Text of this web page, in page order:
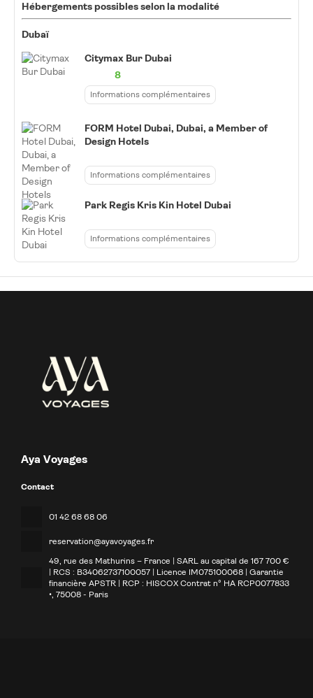
Hébergements possibles selon la modalité
Dubaï
Citymax Bur Dubai
8
Informations complémentaires
FORM Hotel Dubai, Dubai, a Member of
Design Hotels
Informations complémentaires
Park Regis Kris Kin Hotel Dubai
Informations complémentaires
Aya Voyages
Contact
01 42 68 68 06
reservation@ayavoyages.fr
49, rue des Mathurins – France | SARL au capital de 167 700 €
| RCS : B34062737100057 | Licence IM075100068 | Garantie
financière APSTR | RCP : HISCOX Contrat n° HA RCP0077833
• , 75008 - Paris